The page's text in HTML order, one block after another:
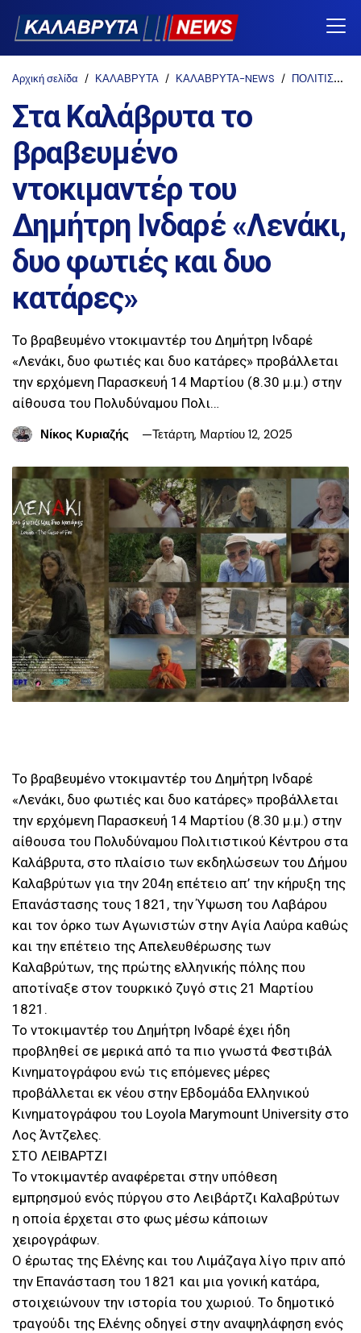
Αρχική σελίδα ΚΑΛΑΒΡΥΤΑ ΚΑΛΑΒΡΥΤΑ-NEWS ΠΟΛΙΤΙΣΜΟΣ
Στα Καλάβρυτα το
βραβευμένο
ντοκιμαντέρ του
Δημήτρη Ινδαρέ «Λενάκι,
δυο φωτιές και δυο
κατάρες»
Το βραβευμένο ντοκιμαντέρ του Δημήτρη Ινδαρέ
«Λενάκι, δυο φωτιές και δυο κατάρες» προβάλλεται
την ερχόμενη Παρασκευή 14 Μαρτίου (8.30 μ.μ.) στην
αίθουσα του Πολυδύναμου Πολι…
Νίκος Κυριαζής
Τετάρτη, Μαρτίου 12, 2025
Το βραβευμένο ντοκιμαντέρ του Δημήτρη Ινδαρέ
«Λενάκι, δυο φωτιές και δυο κατάρες» προβάλλεται
την ερχόμενη Παρασκευή 14 Μαρτίου (8.30 μ.μ.) στην
αίθουσα του Πολυδύναμου Πολιτιστικού Κέντρου στα
Καλάβρυτα, στο πλαίσιο των εκδηλώσεων του Δήμου
Καλαβρύτων για την 204η επέτειο απ’ την κήρυξη της
Επανάστασης τους 1821, την Ύψωση του Λαβάρου
και τον όρκο των Αγωνιστών στην Αγία Λαύρα καθώς
και την επέτειο της Απελευθέρωσης των
Καλαβρύτων, της πρώτης ελληνικής πόλης που
αποτίναξε στον τουρκικό ζυγό στις 21 Μαρτίου
1821.
Το ντοκιμαντέρ του Δημήτρη Ινδαρέ έχει ήδη
προβληθεί σε μερικά από τα πιο γνωστά Φεστιβάλ
Κινηματογράφου ενώ τις επόμενες μέρες
προβάλλεται εκ νέου στην Εβδομάδα Ελληνικού
Κινηματογράφου του Loyola Marymount University στο
Λος Άντζελες.
ΣΤΟ ΛΕΙΒΑΡΤΖΙ
Το ντοκιμαντέρ αναφέρεται στην υπόθεση
εμπρησμού ενός πύργου στο Λειβάρτζι Καλαβρύτων
η οποία έρχεται στο φως μέσω κάποιων
χειρογράφων.
Ο έρωτας της Ελένης και του Λιμάζαγα λίγο πριν από
την Επανάσταση του 1821 και μια γονική κατάρα,
στοιχειώνουν την ιστορία του χωριού. Το δημοτικό
τραγούδι της Ελένης οδηγεί στην αναψηλάφηση ενός